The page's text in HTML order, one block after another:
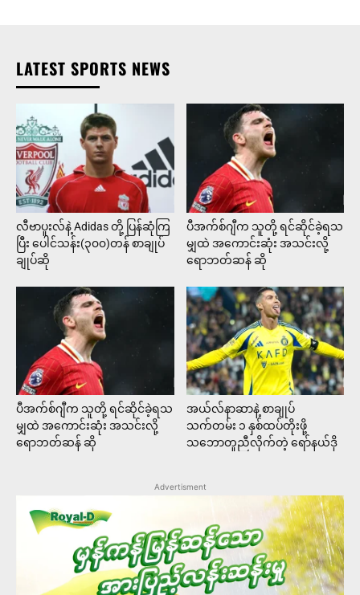
LATEST SPORTS NEWS
လီဗာပူးလ်နဲ့ Adidas တို့ ပြန်ဆုံကြ
ပြီး ပေါင်သန်း(၃၀၀)တန် စာချုပ်
ချုပ်ဆို
ပီအက်စ်ဂျီက သူတို့ ရင်ဆိုင်ခဲ့ရသ
မျှထဲ အကောင်းဆုံး အသင်းလို့
ရောဘတ်ဆန် ဆို
ပီအက်စ်ဂျီက သူတို့ ရင်ဆိုင်ခဲ့ရသ
မျှထဲ အကောင်းဆုံး အသင်းလို့
ရောဘတ်ဆန် ဆို
အယ်လ်နာဆာနဲ့ စာချုပ်
သက်တမ်း ၁ နှစ်ထပ်တိုးဖို့
သဘောတူညီလိုက်တဲ့ ရော်နယ်ဒို
Advertisment